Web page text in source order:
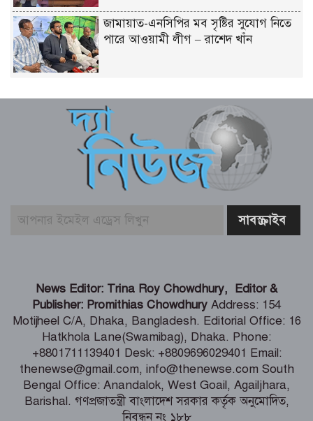
জামায়াত-এনসিপির মব সৃষ্টির সুযোগ নিতে
পারে আওয়ামী লীগ – রাশেদ খাঁন
করেছে সরকার – পর্যটনমন্ত্রী
স্বস্তির বার্তা পেলেন থালাপতি বিজয়, মামলা
প্রত্যাহার স্ত্রীর
দেশে হাম উপসর্গে আরও ৩ জনের মৃত্যু
দিল্লিতে শেখ হাসিনার বক্তব্য নিয়ে যা বলছে
ভারত
পাইকগাছায় নার্সারীতে গুটি কলম তৈরিতে
ব্যস্ত সময় পার করছেন শ্রমিকরা
মুসলিম ন্যাটো ঘোষণা
News Editor: Trina Roy Chowdhury, Editor &
Publisher: Promithias Chowdhury Address: 154
Motijheel C/A, Dhaka, Bangladesh. Editorial Office: 16
Hatkhola Lane(Swamibag), Dhaka. Phone:
+8801711139401 Desk: +8809696029401 Email:
thenewse@gmail.com, info@thenewse.com South
Bengal Office: Anandalok, West Goail, Agailjhara,
Barishal. গণপ্রজাতন্ত্রী বাংলাদেশ সরকার কর্তৃক অনুমোদিত,
নিবন্ধন নং ১৮৮